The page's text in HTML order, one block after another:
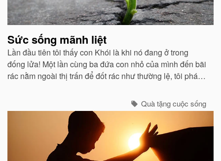
Sức sống mãnh liệt
Lần đầu tiên tôi thấy con Khói là khi nó đang ở trong
đống lửa! Một lần cùng ba đứa con nhỏ của mình đến bãi
rác nằm ngoài thị trấn để đốt rác như thường lệ, tôi phát
Quà tặng cuộc sống